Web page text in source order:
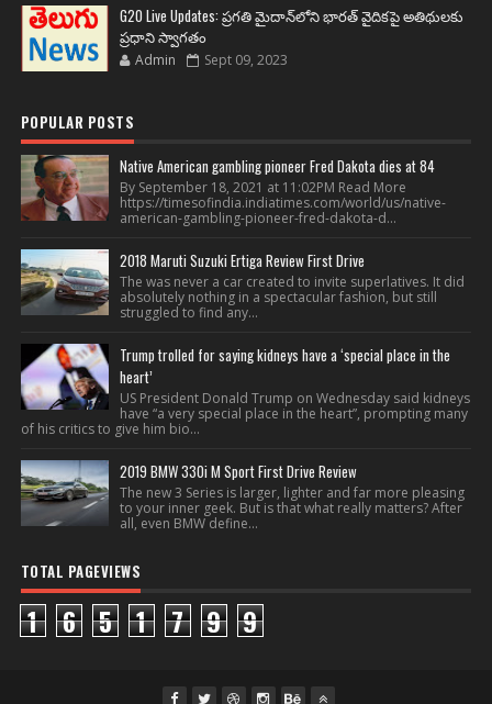
G20 Live Updates: ప్రగతి మైదాన్‌లోని భారత్ వైదికపై అతిథులకు
ప్రధాని స్వాగతం
Admin Sept 09, 2023
POPULAR POSTS
Native American gambling pioneer Fred Dakota dies at 84
By September 18, 2021 at 11:02PM Read More
https://timesofindia.indiatimes.com/world/us/native-
american-gambling-pioneer-fred-dakota-d...
2018 Maruti Suzuki Ertiga Review First Drive
The was never a car created to invite superlatives. It did
absolutely nothing in a spectacular fashion, but still
struggled to find any...
Trump trolled for saying kidneys have a ‘special place in the
heart’
US President Donald Trump on Wednesday said kidneys
have “a very special place in the heart”, prompting many
of his critics to give him bio...
2019 BMW 330i M Sport First Drive Review
The new 3 Series is larger, lighter and far more pleasing
to your inner geek. But is that what really matters? After
all, even BMW define...
TOTAL PAGEVIEWS
1 6 5 1 7 9 9